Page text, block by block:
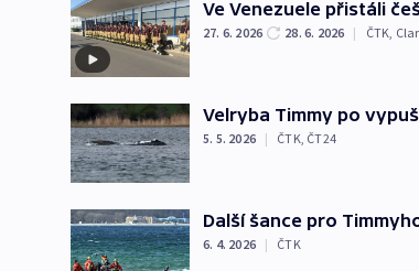
Ve Venezuele přistáli
27. 6. 2026 28. 6. 2026 | ČTK,
Velryba Timmy po
5. 5. 2026 | ČTK, ČT24
Další šance pro
6. 4. 2026 | ČTK